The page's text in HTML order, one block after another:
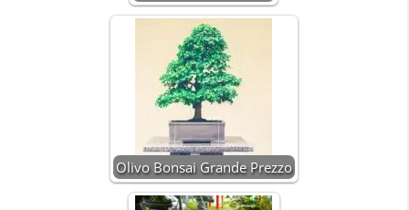
Olivo Bonsai Grande Prezzo